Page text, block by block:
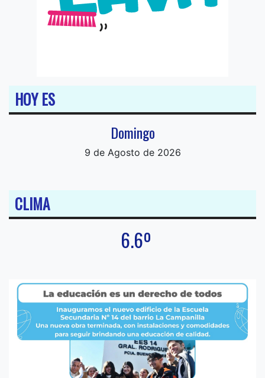
HOY ES
Domingo
9 de Agosto de 2026
CLIMA
6.6º